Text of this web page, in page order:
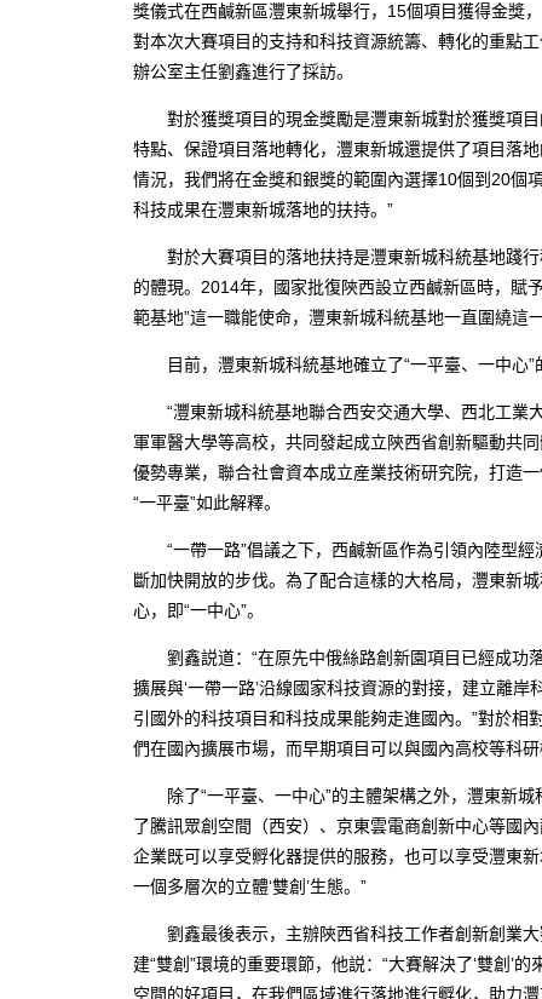
獎儀式在西鹹新區灃東新城舉行，15個項目獲得金獎
對本次大賽項目的支持和科技資源統籌、轉化的重點
辦公室主任劉鑫進行了採訪。
對於獲獎項目的現金獎勵是灃東新城對於獲獎項目
特點、保證項目落地轉化，灃東新城還提供了項目落
情況，我們將在金獎和銀獎的範圍內選擇10個到20個
科技成果在灃東新城落地的扶持。”
對於大賽項目的落地扶持是灃東新城科統基地踐行
的體現。2014年，國家批復陝西設立西鹹新區時，賦
範基地”這一職能使命，灃東新城科統基地一直圍繞這
目前，灃東新城科統基地確立了“一平臺、一中心”
“灃東新城科統基地聯合西安交通大學、西北工業
軍軍醫大學等高校，共同發起成立陝西省創新驅動共
優勢專業，聯合社會資本成立産業技術研究院，打造
“一平臺”如此解釋。
“一帶一路”倡議之下，西鹹新區作為引領內陸型經
斷加快開放的步伐。為了配合這樣的大格局，灃東新
心，即“一中心”。
劉鑫説道：“在原先中俄絲路創新園項目已經成功
擴展與‘一帶一路’沿線國家科技資源的對接，建立離
引國外的科技項目和科技成果能夠走進國內。”對於相
們在國內擴展市場，而早期項目可以與國內高校等科
除了“一平臺、一中心”的主體架構之外，灃東新城
了騰訊眾創空間（西安）、京東雲電商創新中心等國
企業既可以享受孵化器提供的服務，也可以享受灃東
一個多層次的立體‘雙創’生態。”
劉鑫最後表示，主辦陝西省科技工作者創新創業大
建“雙創”環境的重要環節，他説：“大賽解決了‘雙創’
空間的好項目，在我們區域進行落地進行孵化，助力